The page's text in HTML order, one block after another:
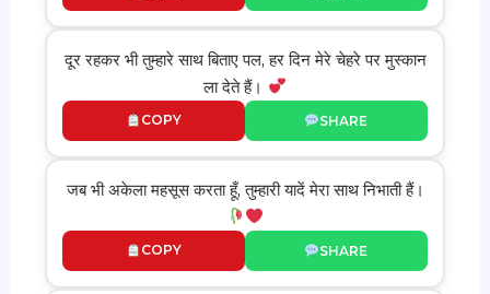
दूर रहकर भी तुम्हारे साथ बिताए पल, हर दिन मेरे चेहरे पर मुस्कान
ला देते हैं।
COPY SHARE
जब भी अकेला महसूस करता हूँ, तुम्हारी यादें मेरा साथ निभाती हैं।
COPY SHARE